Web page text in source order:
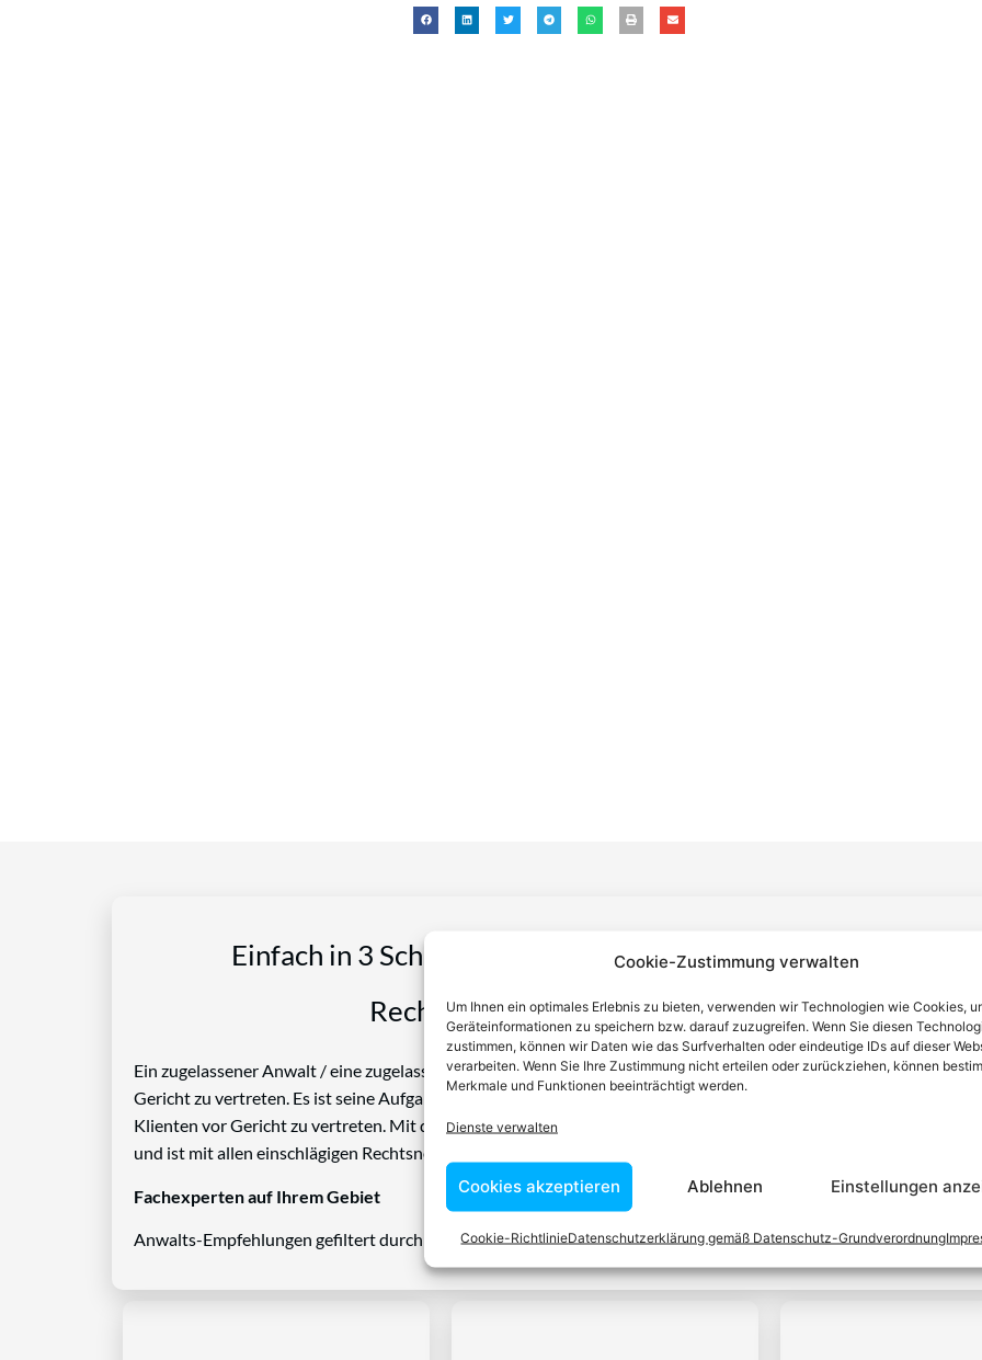
Cookie-Zustimmung verwalten
Um Ihnen ein optimales Erlebnis zu bieten, verwenden wir Technologien wie Cookies,
Geräteinformationen zu speichern bzw. darauf zuzugreifen. Wenn Sie diesen
zustimmen, können wir Daten wie das Surfverhalten oder eindeutige IDs auf dieser
verarbeiten. Wenn Sie Ihre Zustimmung nicht erteilen oder zurückziehen, können
Merkmale und Funktionen beeinträchtigt werden.
Dienste verwalten
Cookies akzeptieren Ablehnen Einstellungen
Cookie-RichtlinieDatenschutzerklärung gemäß Datenschutz-Grundverordnung
Einfach in 3 Schritten einen Anwalt finden, der auf Ihr
Rechtsproblem spezialisiert ist
Ein zugelassener Anwalt / eine zugelassen Anwältin ist dafür da, über Rechtsfragen zu beraten und Klienten vor
Gericht zu vertreten. Es ist seine Aufgabe, Dienstleistungen im Bereich der Rechtsberatung zu erbringen und
Klienten vor Gericht zu vertreten. Mit diesem Wissen kennt er alle relevanten Herausforderungen dieses Systems
und ist mit allen einschlägigen Rechtsnormen vertraut.
Fachexperten auf Ihrem Gebiet
Anwalts-Empfehlungen gefiltert durch das RechtEasy-Team -Best Choice der Anwälte in Österreich